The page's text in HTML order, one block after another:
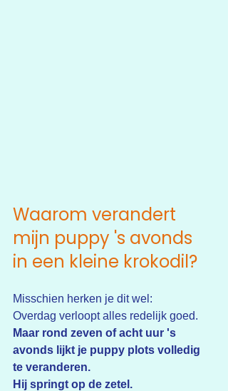
Waarom verandert
mijn puppy 's avonds
in een kleine krokodil?
Misschien herken je dit wel:
Overdag verloopt alles redelijk goed.
Maar rond zeven of acht uur 's
avonds lijkt je puppy plots volledig
te veranderen.
Hij springt op de zetel.